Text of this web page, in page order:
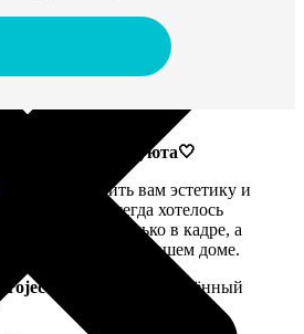
красоты и уюта🤍
привыкли дарить вам эстетику и
Но нам всегда хотелось
жила не только в кадре, а
в ленте, но и в вашем доме.
— проект, посвящённый